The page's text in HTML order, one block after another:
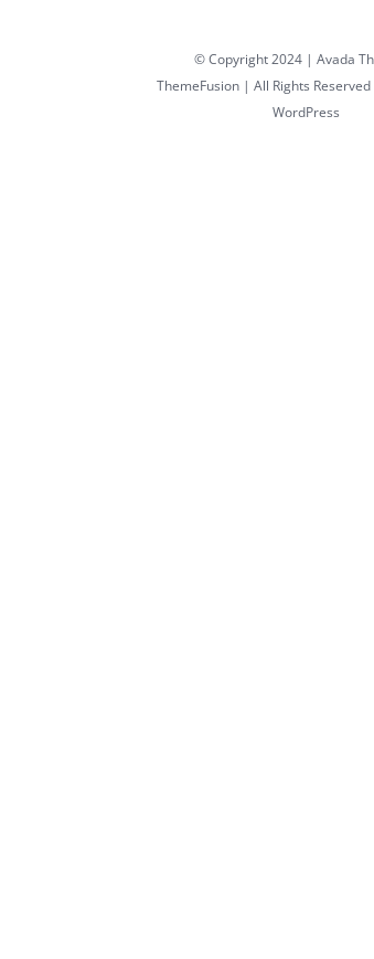
© Copyright 2024 | Avada
ThemeFusion| All Rights
WordPress